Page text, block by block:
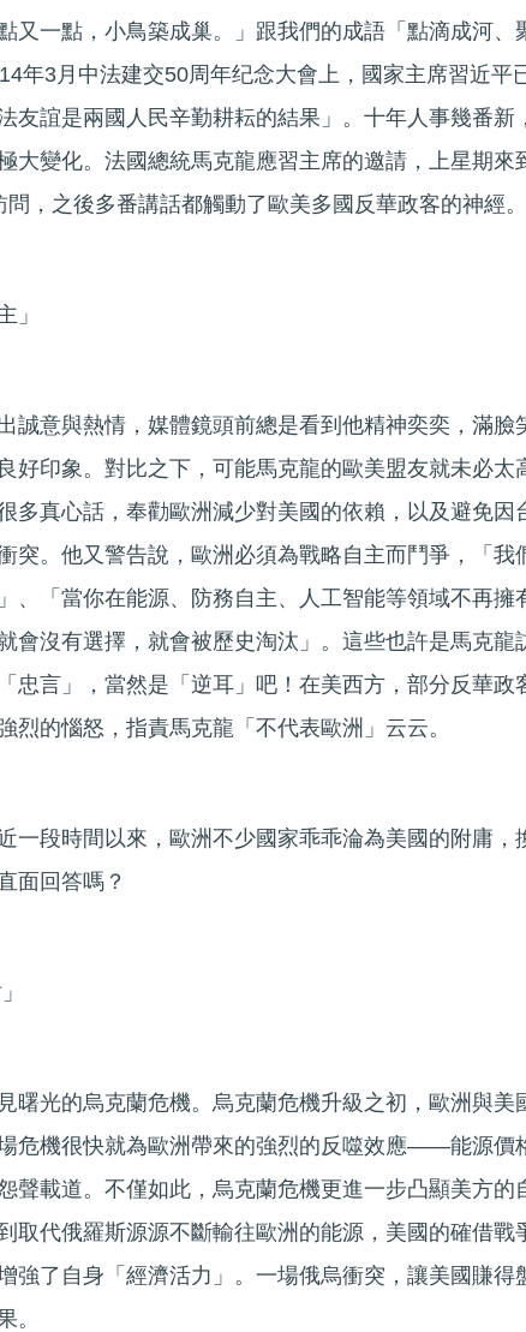
又一點，小鳥築成巢。」跟我們的成語「點滴成河、
年3月中法建交50周年纪念大會上，國家主席習近平
友誼是兩國人民辛勤耕耘的結果」。十年人事幾番新
大變化。法國總統馬克龍應習主席的邀請，上星期來
，之後多番講話都觸動了歐美多國反華政客的神經。
」
誠意與熱情，媒體鏡頭前總是看到他精神奕奕，滿臉
好印象。對比之下，可能馬克龍的歐美盟友就未必太
多真心話，奉勸歐洲減少對美國的依賴，以及避免因
突。他又警告說，歐洲必須為戰略自主而鬥爭，「我
、「當你在能源、防務自主、人工智能等領域不再擁
會沒有選擇，就會被歷史淘汰」。這些也許是馬克龍
忠言」，當然是「逆耳」吧！在美西方，部分反華政
烈的惱怒，指責馬克龍「不代表歐洲」云云。
一段時間以來，歐洲不少國家乖乖淪為美國的附庸，
面回答嗎？
曙光的烏克蘭危機。烏克蘭危機升級之初，歐洲與美
危機很快就為歐洲帶來的強烈的反噬效應——能源價
聲載道。不僅如此，烏克蘭危機更進一步凸顯美方的
取代俄羅斯源源不斷輸往歐洲的能源，美國的確借戰
強了自身「經濟活力」。一場俄烏衝突，讓美國賺得
。